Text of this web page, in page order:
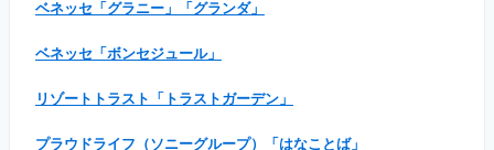
ベネッセ「グラニー」「グランダ」
ベネッセ「ボンセジュール」
リゾートトラスト「トラストガーデン」
プラウドライフ（ソニーグループ）「はなことば」